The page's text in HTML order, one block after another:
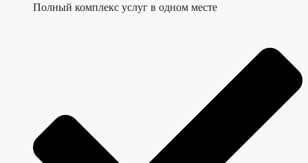
Полный комплекс услуг в одном месте